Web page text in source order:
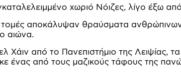
χωριό Νόιζες, λίγο έξω
τομές αποκάλυψαν θραύσματα
αιώνα.
από το Πανεπιστήμιο της Λειψίας,
ένας από τους μαζικούς τάφους της